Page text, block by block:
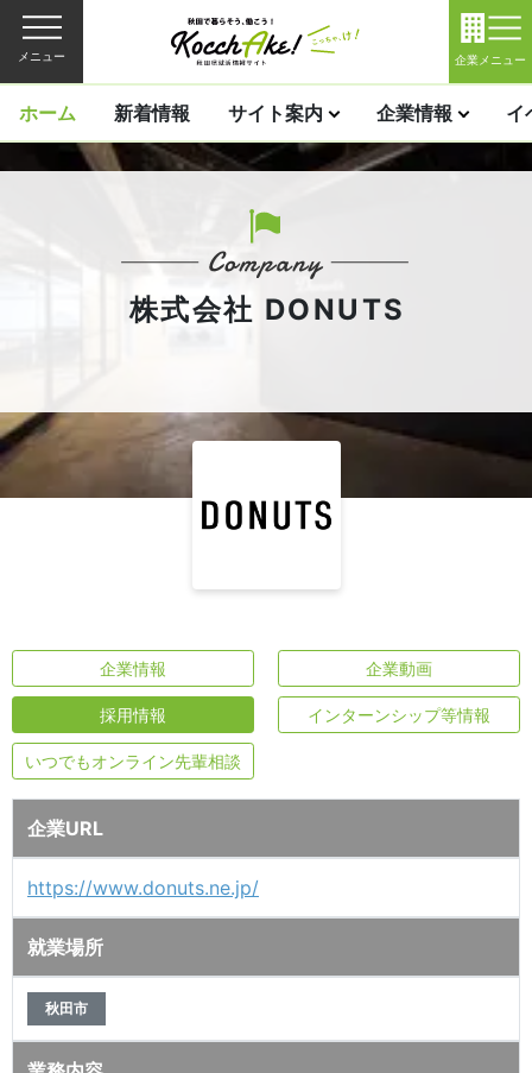
メニュー 企業メニュー
ホーム 新着情報 サイト案内 企業情報 イ
株式会社 DONUTS
企業情報 企業動画
採用情報 インターンシップ等情報
いつでもオンライン先輩相談
企業URL
https://www.donuts.ne.jp/
就業場所
秋田市